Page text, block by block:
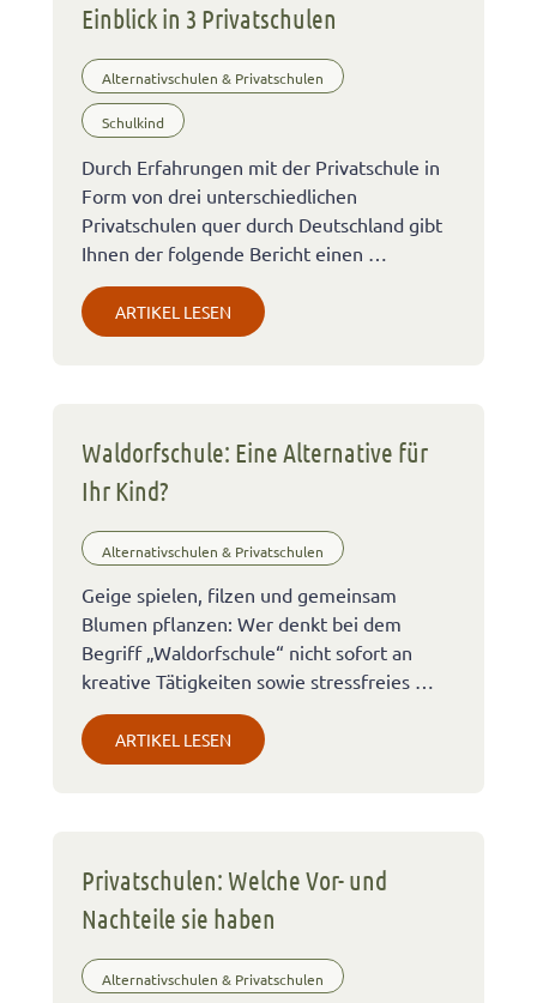
Einblick in 3 Privatschulen
Alternativschulen & Privatschulen
Schulkind
Durch Erfahrungen mit der Privatschule in
Form von drei unterschiedlichen
Privatschulen quer durch Deutschland gibt
Ihnen der folgende Bericht einen …
ARTIKEL LESEN
Waldorfschule: Eine Alternative für
Ihr Kind?
Alternativschulen & Privatschulen
Geige spielen, filzen und gemeinsam
Blumen pflanzen: Wer denkt bei dem
Begriff „Waldorfschule“ nicht sofort an
kreative Tätigkeiten sowie stressfreies …
ARTIKEL LESEN
Privatschulen: Welche Vor- und
Nachteile sie haben
Alternativschulen & Privatschulen